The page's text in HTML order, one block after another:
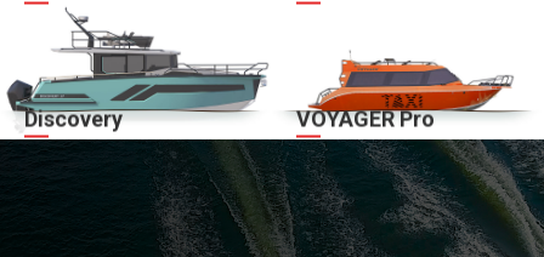
Discovery VOYAGER Pro